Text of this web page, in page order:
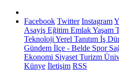
Facebook Twitter Instagram
Asayiş Eğitim EmlakYaşam
Teknoloji Yerel Tanıtım İş
Gündem İlçe - Belde Spor
Ekonomi Siyaset Turizm
Künye İletişim RSS